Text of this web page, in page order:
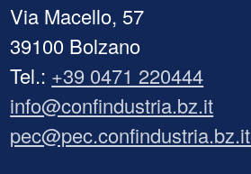
Via Macello, 57
39100 Bolzano
Tel.: +39 0471 220444
info@confindustria.bz.it
pec@pec.confindustria.bz.it